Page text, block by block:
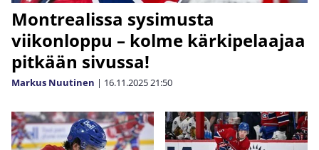
Montrealissa sysimusta
viikonloppu – kolme kärkipelaajaa
pitkään sivussa!
Markus Nuutinen | 16.11.202521:50